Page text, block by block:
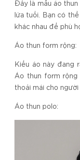
Đây là mẫu áo
lứa tuổi. Bạn có
khác nhau để phù
Áo thun form rộng:
Kiểu áo này đang
Áo thun form rộng
thoải mái cho người
Áo thun polo: